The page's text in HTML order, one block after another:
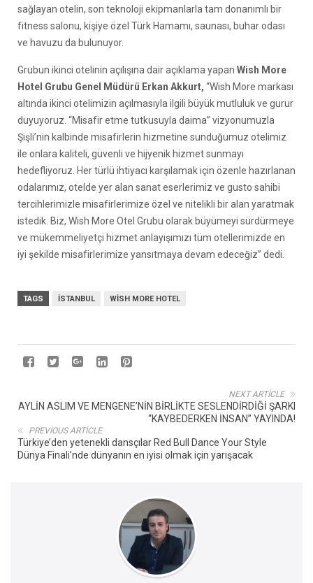
sağlayan otelin, son teknoloji ekipmanlarla tam donanımlı bir
fitness salonu, kişiye özel Türk Hamamı, saunası, buhar odası
ve havuzu da bulunuyor.
Grubun ikinci otelinin açılışına dair açıklama yapan Wish More
Hotel Grubu Genel Müdürü Erkan Akkurt, “Wish More markası
altında ikinci otelimizin açılmasıyla ilgili büyük mutluluk ve gurur
duyuyoruz. “Misafir etme tutkusuyla daima” vizyonumuzla
Şişli’nin kalbinde misafirlerin hizmetine sunduğumuz otelimiz
ile onlara kaliteli, güvenli ve hijyenik hizmet sunmayı
hedefliyoruz. Her türlü ihtiyacı karşılamak için özenle hazırlanan
odalarımız, otelde yer alan sanat eserlerimiz ve gusto sahibi
tercihlerimizle misafirlerimize özel ve nitelikli bir alan yaratmak
istedik. Biz, Wish More Otel Grubu olarak büyümeyi sürdürmeye
ve mükemmeliyetçi hizmet anlayışımızı tüm otellerimizde en
iyi şekilde misafirlerimize yansıtmaya devam edeceğiz” dedi.
TAGS İSTANBUL WISH MORE HOTEL
NEXT ARTICLE
AYLİN ASLIM VE MENGENE’NİN BİRLİKTE SESLENDİRDİĞİ ŞARKI
“KAYBEDERKEN İNSAN” YAYINDA!
PREVIOUS ARTICLE
Türkiye’den yetenekli dansçılar Red Bull Dance Your Style
Dünya Finali’nde dünyanın en iyisi olmak için yarışacak